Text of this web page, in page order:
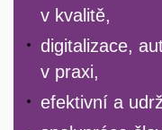
v kvalitě,
digitalizace,
v praxi,
efektivní a